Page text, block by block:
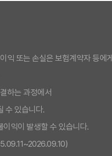
민트에 가입하는 것이 가장 유리합
익 또는 손실은 보험계약자 등에
하는 과정에서
수 있습니다.
익이 발생할 수 있습니다.